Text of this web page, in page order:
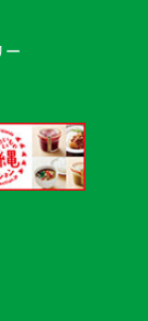
ー